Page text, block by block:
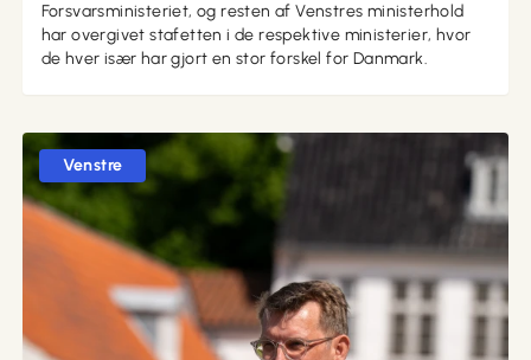
Forsvarsministeriet, og resten af Venstres ministerhold
har overgivet stafetten i de respektive ministerier, hvor
de hver især har gjort en stor forskel for Danmark.
Venstre
02. juni 2026 kl. 19:33